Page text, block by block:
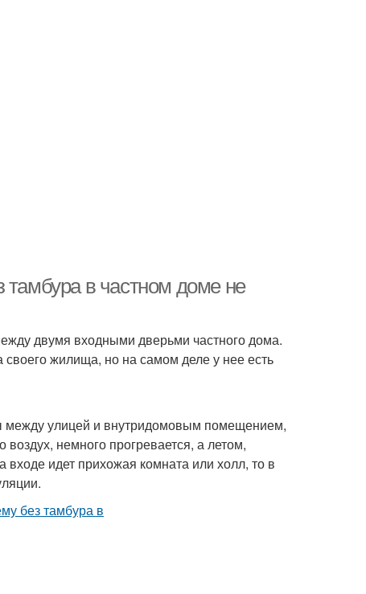
в частном доме не
двумя входными дверьми частного дома.
своего жилища, но на самом деле у нее есть
между улицей и внутридомовым помещением,
немного прогревается, а летом,
идет прихожая комната или холл, то в